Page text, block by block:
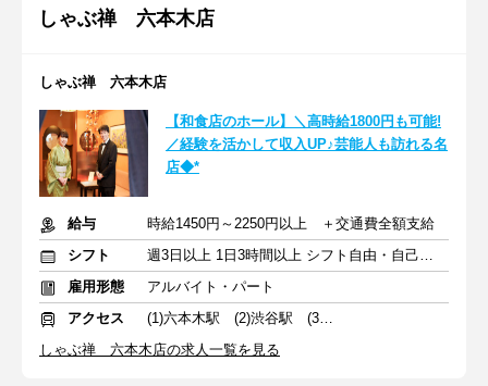
しゃぶ禅 六本木店
しゃぶ禅 六本木店
【和食店のホール】＼高時給1800円も可能!
／経験を活かして収入UP♪芸能人も訪れる名
店◆*
給与
時給1450円～2250円以上 ＋交通費全額支給
シフト
週3日以上 1日3時間以上 シフト自由・自己申告
雇用形態
アルバイト・パート
アクセス
(1)六本木駅 (2)渋谷駅 (3)川崎駅
しゃぶ禅 六本木店の求人一覧を見る